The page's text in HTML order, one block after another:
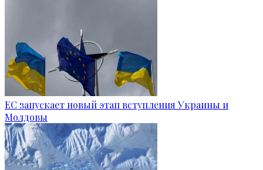
ЕС запускает новый этап вступления Украины и
Молдовы